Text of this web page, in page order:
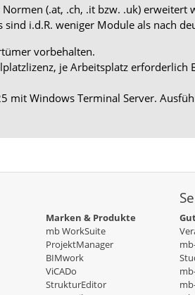
(.at, .ch, .it bzw. .uk) erweitert
i.d.R. weniger Module als nach
vorbehalten.
je Arbeitsplatz erforderlich
mit Windows Terminal Server.
Marken & Produkte
mb WorkSuite
ProjektManager
BIMwork
ViCADo
StrukturEditor